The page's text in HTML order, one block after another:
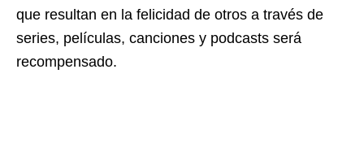
que resultan en la felicidad de otros a través de
series, películas, canciones y podcasts será
recompensado.